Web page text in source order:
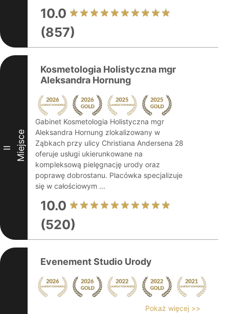
10.0
(857)
II Miejsce
Kosmetologia Holistyczna mgr
Aleksandra Hornung
Gabinet Kosmetologia Holistyczna mgr
Aleksandra Hornung zlokalizowany w
Ząbkach przy ulicy Christiana Andersena 28
oferuje usługi ukierunkowane na
kompleksową pielęgnację urody oraz
poprawę dobrostanu. Placówka specjalizuje
się w całościowym ...
10.0
(520)
Evenement Studio Urody
Pokaż więcej >>